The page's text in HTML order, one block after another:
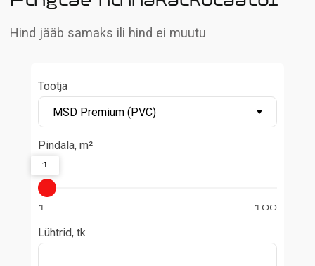
Tootja
Pindala, m²
1
1 100
Lühtrid, tk